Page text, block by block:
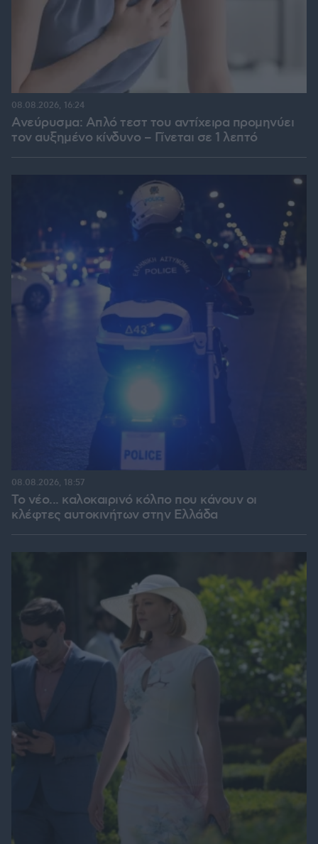
Ανεύρυσμα: Απλό τεστ του αντίχειρα προμηνύει
τον αυξημένο κίνδυνο – Γίνεται σε 1 λεπτό
08.08.2026, 16:24
Το νέο... καλοκαιρινό κόλπο που κάνουν οι
κλέφτες αυτοκινήτων στην Ελλάδα
08.08.2026, 18:57